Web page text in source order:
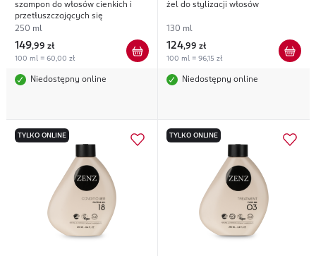
szampon do włosów cienkich i
przetłuszczających się
250 ml
149,99 zł
100 ml = 60,00 zł
Niedostępny online
żel do stylizacji włosów
130 ml
124,99 zł
100 ml = 96,15 zł
Niedostępny online
TYLKO ONLINE TYLKO ONLINE